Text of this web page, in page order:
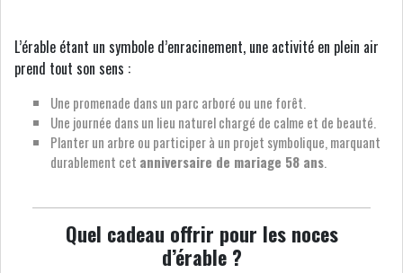
L’érable étant un symbole d’enracinement, une activité en plein air
prend tout son sens :
Une promenade dans un parc arboré ou une forêt.
Une journée dans un lieu naturel chargé de calme et de beauté.
Planter un arbre ou participer à un projet symbolique, marquant
durablement cet anniversaire de mariage 58 ans.
Quel cadeau offrir pour les noces
d’érable ?